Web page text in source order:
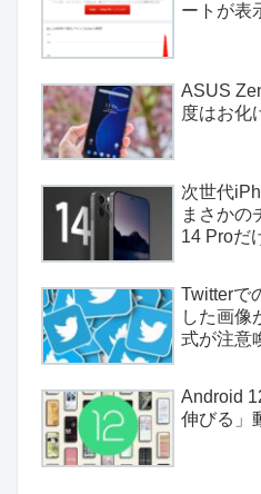
ートが表
ASUS
度はお化
次世代
まさかの
14 Proだ
Twitterで
した画像
式が注意
Android
伸びる」